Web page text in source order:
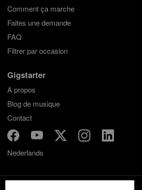
Comment ça marche
Faites une demande
FAQ
Filtrer par occasion
Gigstarter
A propos
Blog de musique
Contact
Nederlands